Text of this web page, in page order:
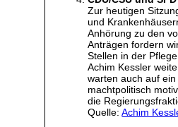
Zur heutigen
und
Anhörung zu den
Anträgen fordern
Stellen in der
Achim Kessler
warten auch auf
machtpolitisch
die
Quelle:Achim